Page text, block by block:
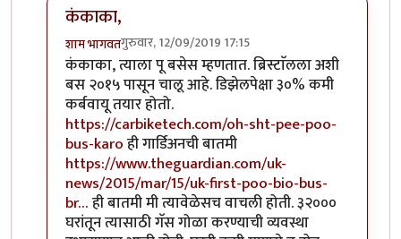
कंकाका,
शाम भागवतगुरुवार, 12/09/2019 17:15
In reply toएकदा एक विडिओ डॉक्यु दाखवलेलीby
कंकाका, त्याला पू बसेस म्हणतात. ब्रिस्टाॅलला अशी
बस २०१५ पासून चालू आहे. डिझेलपेक्षा ३०% कमी
कर्बवायू तयार होतो.
https://carbiketech.com/oh-sht-pee-poo-
bus-karoही गार्डिअनची बातमी
https://www.theguardian.com/uk-
news/2015/mar/15/uk-first-poo-bio-bus-
br…ही बातमी मी त्यावेळेसच वाचली होती. ३२०००
घरांतून त्यासाठी गॅस गोळा करण्याची व्यवस्था